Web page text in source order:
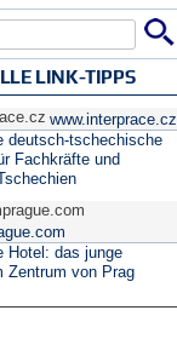
LINK-TIPPS
www.interprace.cz
deutsch-tschechische
Fachkräfte und
Hotel: das junge
Zentrum von Prag